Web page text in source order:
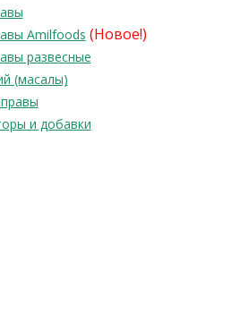
Amilfoods (Новое!)
развесные
(масалы)
и добавки